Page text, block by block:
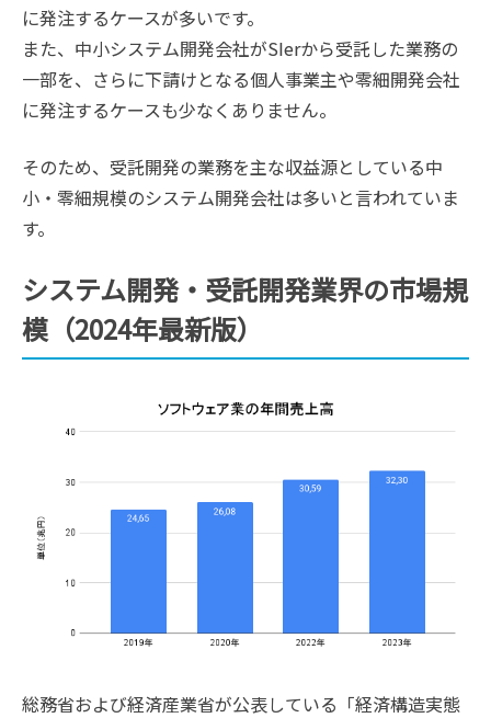
に発注するケースが多いです。
また、中小システム開発会社がSIerから受託した業務の
一部を、さらに下請けとなる個人事業主や零細開発会社
に発注するケースも少なくありません。
そのため、受託開発の業務を主な収益源としている中
小・零細規模のシステム開発会社は多いと言われていま
す。
システム開発・受託開発業界の市場規
模（2024年最新版）
総務省および経済産業省が公表している「経済構造実態